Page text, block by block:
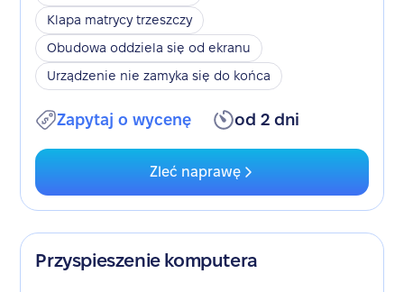
Klapa matrycy trzeszczy
Obudowa oddziela się od ekranu
Urządzenie nie zamyka się do końca
Zapytaj o wycenę od 2 dni
Zleć naprawę
Przyspieszenie komputera